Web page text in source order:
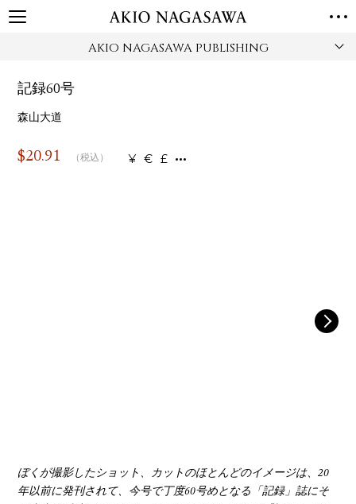
AKIO NAGASAWA PUBLISHING
記録60号
森山大道
$20.91 （税込） ¥ € £
ぼくが撮影したショット、カットのほとんどのイメージは、20
年以前に発刊されて、今号で丁度60号めとなる「記録」誌にそ
TOP
GINZA AOYAMA